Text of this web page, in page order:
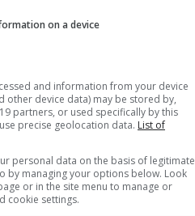
saluta e giocherà in
un nuovo ...Leggi
on a device
and information from your device
other device data) may be stored by,
partners, or used specifically by this
precise geolocation data. List of
personal data on the basis of legitimate
by managing your options below. Look
or in the site menu to manage or
cookie settings.